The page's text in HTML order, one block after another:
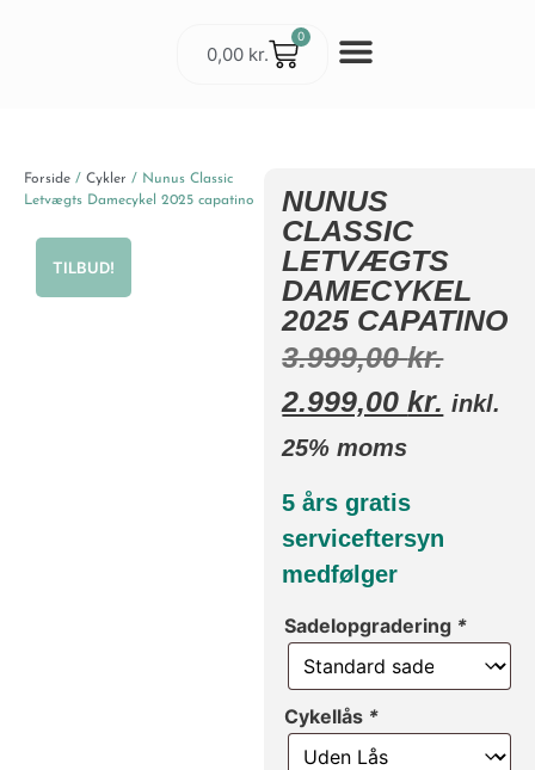
0,00 kr.
0
Forside / Cykler / Nunus Classic
Letvægts Damecykel 2025 capatino
TILBUD!
NUNUS
CLASSIC
LETVÆGTS
DAMECYKEL
2025 CAPATINO
3.999,00kr.
2.999,00kr. inkl.
25% moms
5 års gratis
serviceftersyn
medfølger
Sadelopgradering *
Cykellås *